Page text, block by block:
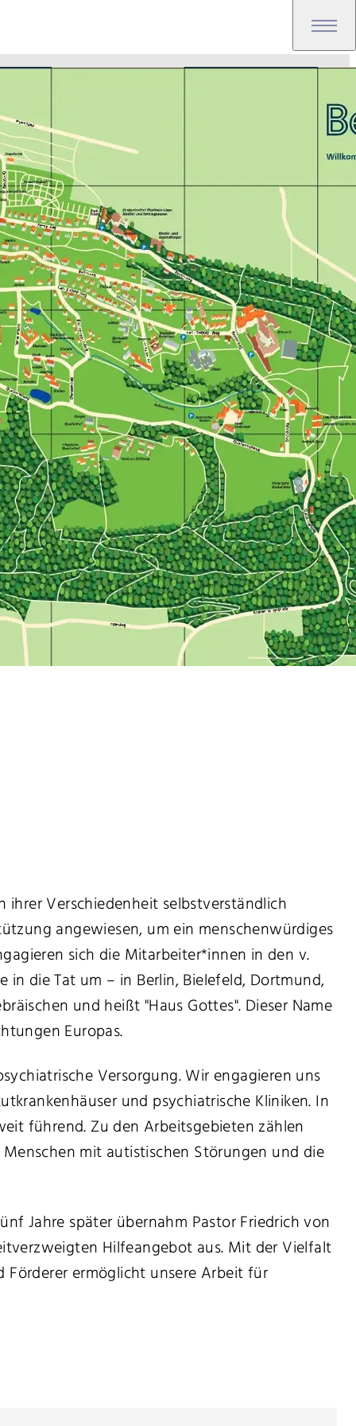
Verschiedenheit selbstverständlich
angewiesen, um ein menschenwürdiges
sich die Mitarbeiter*innen in den v.
in die Tat um – in Berlin, Bielefeld, Dortmund,
und heißt "Haus Gottes". Dieser Name
Europas.
Versorgung. Wir engagieren uns
und psychiatrische Kliniken. In
führend. Zu den Arbeitsgebieten zählen
mit autistischen Störungen und die
Jahre später übernahm Pastor Friedrich von
Hilfeangebot aus. Mit der Vielfalt
ermöglicht unsere Arbeit für